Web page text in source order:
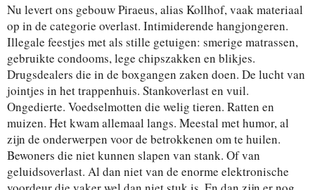
Nu levert ons gebouw Piraeus, alias Kollhof, vaak materiaal
op in de categorie overlast. Intimiderende hangjongeren.
Illegale feestjes met als stille getuigen: smerige matrassen,
gebruikte condooms, lege chipszakken en blikjes.
Drugsdealers die in de boxgangen zaken doen. De lucht van
jointjes in het trappenhuis. Stankoverlast en vuil.
Ongedierte. Voedselmotten die welig tieren. Ratten en
muizen. Het kwam allemaal langs. Meestal met humor, al
zijn de onderwerpen voor de betrokkenen om te huilen.
Bewoners die niet kunnen slapen van stank. Of van
geluidsoverlast. Al dan niet van de enorme elektronische